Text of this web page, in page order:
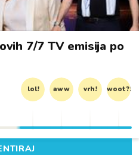
7/7 TV emisija po
lol! aww vrh! woot?!